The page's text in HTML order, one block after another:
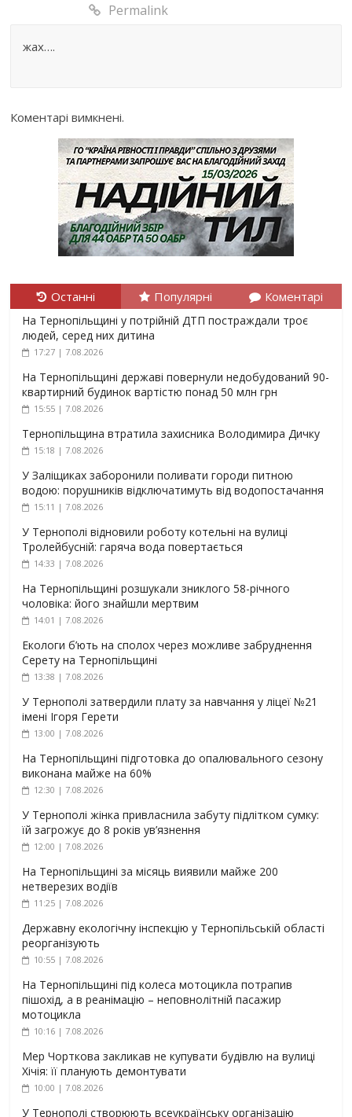
Permalink
жах….
Коментарі вимкнені.
Останні Популярні Коментарі
На Тернопільщині у потрійній ДТП постраждали троє
людей, серед них дитина
17:27 | 7.08.2026
На Тернопільщині державі повернули недобудований 90-
квартирний будинок вартістю понад 50 млн грн
15:55 | 7.08.2026
Тернопільщина втратила захисника Володимира Дичку
15:18 | 7.08.2026
У Заліщиках заборонили поливати городи питною
водою: порушників відключатимуть від водопостачання
15:11 | 7.08.2026
У Тернополі відновили роботу котельні на вулиці
Тролейбусній: гаряча вода повертається
14:33 | 7.08.2026
На Тернопільщині розшукали зниклого 58-річного
чоловіка: його знайшли мертвим
14:01 | 7.08.2026
Екологи б’ють на сполох через можливе забруднення
Серету на Тернопільщині
13:38 | 7.08.2026
У Тернополі затвердили плату за навчання у ліцеї №21
імені Ігоря Герети
13:00 | 7.08.2026
На Тернопільщині підготовка до опалювального сезону
виконана майже на 60%
12:30 | 7.08.2026
У Тернополі жінка привласнила забуту підлітком сумку:
їй загрожує до 8 років ув’язнення
12:00 | 7.08.2026
На Тернопільщині за місяць виявили майже 200
нетверезих водіїв
11:25 | 7.08.2026
Державну екологічну інспекцію у Тернопільській області
реорганізують
10:55 | 7.08.2026
На Тернопільщині під колеса мотоцикла потрапив
пішохід, а в реанімацію – неповнолітній пасажир
мотоцикла
10:16 | 7.08.2026
Мер Чорткова закликав не купувати будівлю на вулиці
Хічія: її планують демонтувати
10:00 | 7.08.2026
У Тернополі створюють всеукраїнську організацію